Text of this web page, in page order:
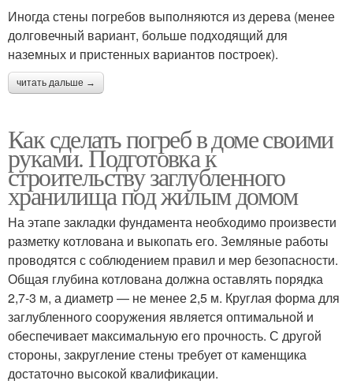
Иногда стены погребов выполняются из дерева (менее
долговечный вариант, больше подходящий для
наземных и пристенных вариантов построек).
читать дальше →
Как сделать погреб в доме своими
руками. Подготовка к
строительству заглубленного
хранилища под жилым домом
На этапе закладки фундамента необходимо произвести
разметку котлована и выкопать его. Земляные работы
проводятся с соблюдением правил и мер безопасности.
Общая глубина котлована должна оставлять порядка
2,7-3 м, а диаметр — не менее 2,5 м. Круглая форма для
заглубленного сооружения является оптимальной и
обеспечивает максимальную его прочность. С другой
стороны, закругление стены требует от каменщика
достаточно высокой квалификации.